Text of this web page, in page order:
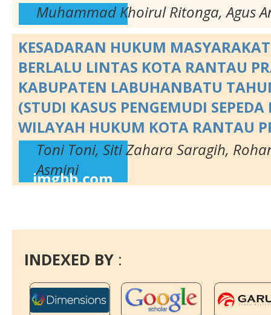
Muhammad Khoirul Ritonga, Agus
KESADARAN HUKUM
BERLALU LINTAS KOTA RANTAU
KABUPATEN LABUHANBATU
(STUDI KASUS PENGEMUDI
WILAYAH HUKUM KOTA RANTAU
Toni Toni, Siti Zahara Saragih,
Asmini
INDEXED BY :